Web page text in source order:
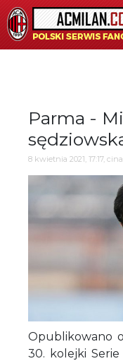
Parma -
8 kwietnia 2021, 17:17,
Opublikowano
30. kolejki